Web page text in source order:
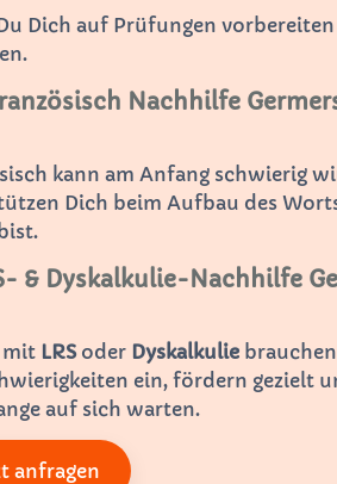
Dich auf Prüfungen
Nachhilfe
kann am Anfang schwierig
Dich beim Aufbau des
& Dyskalkulie-Nachhilfe
mit LRSoder Dyskalkulie
ein, fördern gezielt
auf sich warten.
anfragen